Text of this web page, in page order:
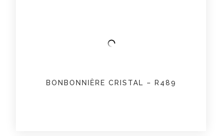
BONBONNIÈRE CRISTAL – R489